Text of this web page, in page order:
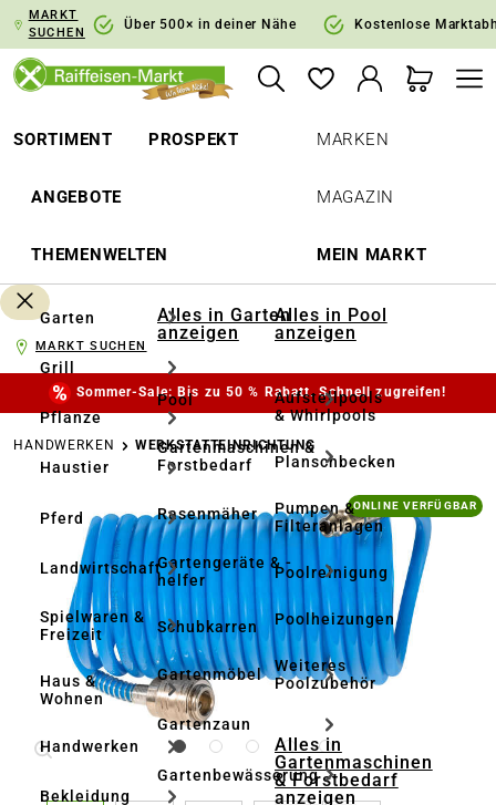
Zur Hauptnavigation springen
MARKT
SUCHEN
Über 500× in deiner Nähe Kostenlose
SORTIMENT PROSPEKT
ANGEBOTE
THEMENWELTEN
MARKEN
MAGAZIN
MEIN MARKT
Garten
Grill
Pflanze
Haustier
Pferd
Landwirtschaft
Spielwaren &
Freizeit
Haus &
Wohnen
Handwerken
Bekleidung
Alles in Garten
anzeigen
Pool
Gartenmaschinen &
Forstbedarf
Rasenmäher
Gartengeräte & -
helfer
Schubkarren
Gartenmöbel
Gartenzaun
Gartenbewässerung
Alles in Pool
anzeigen
Aufstellpools
& Whirlpools
Planschbecken
Pumpen &
Filteranlagen
Poolreinigung
Poolheizungen
Weiteres
Poolzubehör
Alles in
Gartenmaschinen
& Forstbedarf
anzeigen
MARKT SUCHEN
Sommer-Sale: Bis zu 50 % Rabatt. Schnell zugreifen!
HANDWERKEN WERKSTATTEINRICHTUNG
Bildergalerie überspringen ONLINE VERFÜGBAR